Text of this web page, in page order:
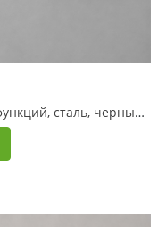
Мультитул Stinger, 113 х 19 мм, 19 функций, сталь, черный, в картонной коробке, в комплекте нейлоновый чехол